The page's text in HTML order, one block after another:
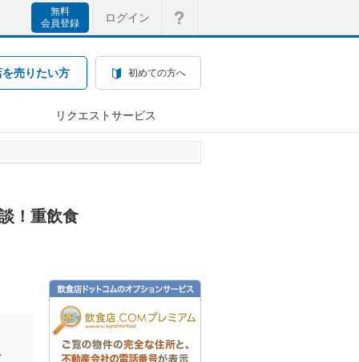
無料
会員登録
ログイン
を売りたい方 初めての方へ
リクエストサービス
！重飲食